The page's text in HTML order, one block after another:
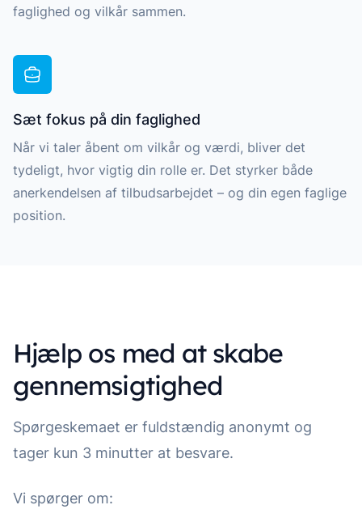
faglighed og vilkår sammen.
Sæt fokus på din faglighed
Når vi taler åbent om vilkår og værdi, bliver det
tydeligt, hvor vigtig din rolle er. Det styrker både
anerkendelsen af tilbudsarbejdet – og din egen faglige
position.
Hjælp os med at skabe
gennemsigtighed
Spørgeskemaet er fuldstændig anonymt og
tager kun 3 minutter at besvare.
Vi spørger om: